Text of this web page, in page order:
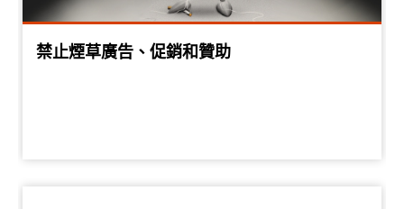
禁止煙草廣告、促銷和贊助